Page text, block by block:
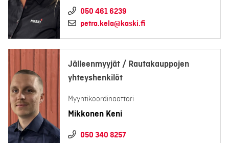
050 461 6239
petra.kela@kaski.fi
Jälleenmyyjät / Rautakauppojen
yhteyshenkilöt
Myyntikoordinaattori
Mikkonen Keni
050 340 8257